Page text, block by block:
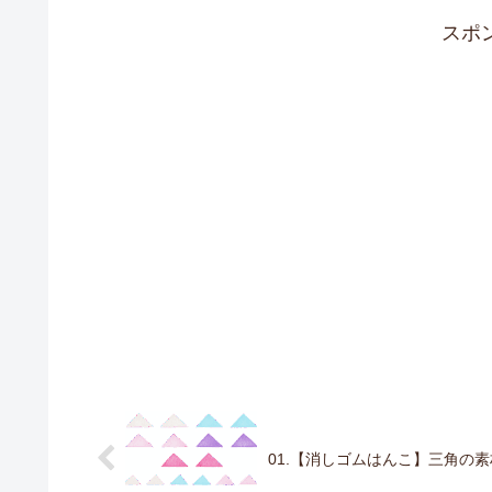
スポ
01.【消しゴムはんこ】三角の